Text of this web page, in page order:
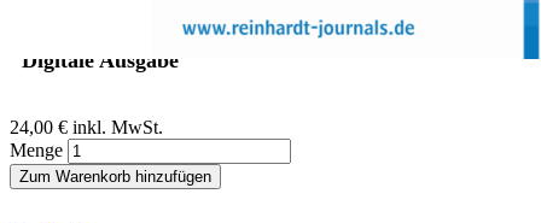
Digitale Ausgabe
24,00 € inkl. MwSt.
Menge
Zum Warenkorb hinzufügen